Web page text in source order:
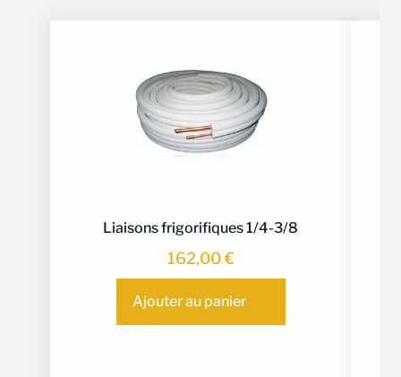
Liaisons frigorifiques 1/4-3/8
162,00€
Ajouter au panier